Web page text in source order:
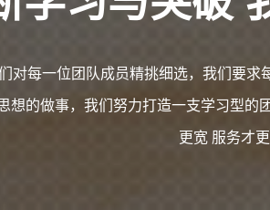
对每一位团队成员精挑细选，我们要求
想的做事，我们努力打造一支学习型的
更宽 服务才